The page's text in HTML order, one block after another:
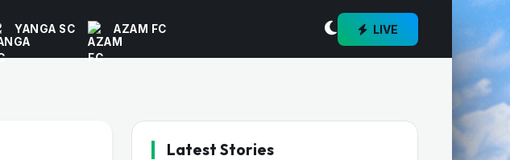
YANGA SC AZAM FC LIVE
Latest Stories